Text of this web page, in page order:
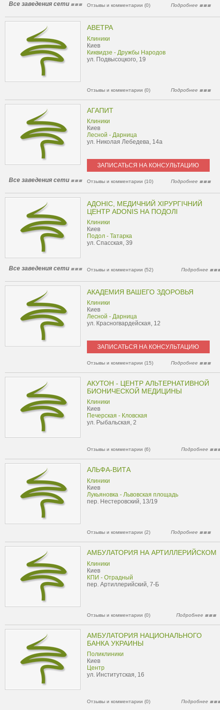
Все заведения сети Отзывы и комментарии (0) Подробнее
АВЕТРА
Клиники
Киев
Киквидзе - Дружбы Народов
ул. Подвысоцкого, 19
Отзывы и комментарии (0) Подробнее
АГАПИТ
Клиники
Киев
Лесной - Дарница
ул. Николая Лебедева, 14а
ЗАПИСАТЬСЯ НА КОНСУЛЬТАЦИЮ
Все заведения сети Отзывы и комментарии (10) Подробнее
АДОНІС, МЕДИЧНИЙ ХІРУРГІЧНИЙ
ЦЕНТР ADONIS НА ПОДОЛІ
Клиники
Киев
Подол - Татарка
ул. Спасская, 39
Все заведения сети Отзывы и комментарии (52) Подробнее
АКАДЕМИЯ ВАШЕГО ЗДОРОВЬЯ
Клиники
Киев
Лесной - Дарница
ул. Красногвардейская, 12
ЗАПИСАТЬСЯ НА КОНСУЛЬТАЦИЮ
Отзывы и комментарии (15) Подробнее
АКУТОН - ЦЕНТР АЛЬТЕРНАТИВНОЙ
БИОНИЧЕСКОЙ МЕДИЦИНЫ
Клиники
Киев
Печерская - Кловская
ул. Рыбальская, 2
Отзывы и комментарии (6) Подробнее
АЛЬФА-ВИТА
Клиники
Киев
Лукьяновка - Львовская площадь
пер. Нестеровский, 13/19
Отзывы и комментарии (2) Подробнее
АМБУЛАТОРИЯ НА АРТИЛЛЕРИЙСКОМ
Клиники
Киев
КПИ - Отрадный
пер. Артиллерийский, 7-Б
Отзывы и комментарии (0) Подробнее
АМБУЛАТОРИЯ НАЦИОНАЛЬНОГО
БАНКА УКРАИНЫ
Поликлиники
Киев
Центр
ул. Институтская, 16
Отзывы и комментарии (0) Подробнее